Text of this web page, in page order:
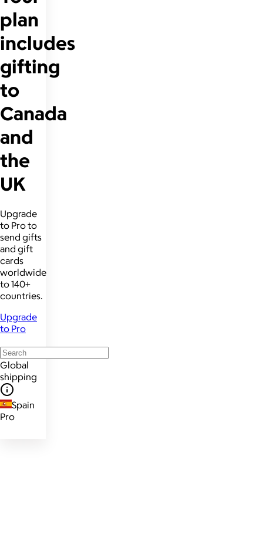
plan
includes
gifting
to
Canada
and
the
UK
Upgrade
to Pro to
send gifts
and gift
cards
worldwide
to 140+
countries.
Upgrade
to Pro
Global
shipping
Spain
Pro